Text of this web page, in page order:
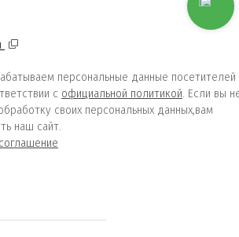
персональные данные посетителей
с официальной политикой. Если вы
своих персональных данных,вам
наш сайт.